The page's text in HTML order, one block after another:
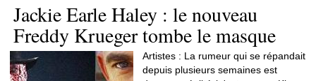
Jackie Earle Haley : le nouveau
Freddy Krueger tombe le masque
Artistes : La rumeur qui se répandait
depuis plusieurs semaines est